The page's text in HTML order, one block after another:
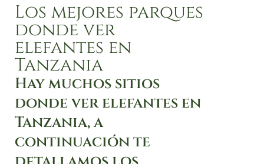
Los mejores parques
donde ver
elefantes en
Tanzania
Hay muchos sitios
donde ver elefantes en
Tanzania, a
continuación te